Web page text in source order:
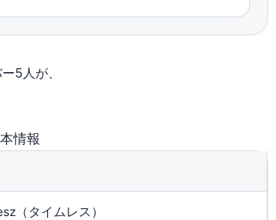
5人が、
情報
（タイムレス）